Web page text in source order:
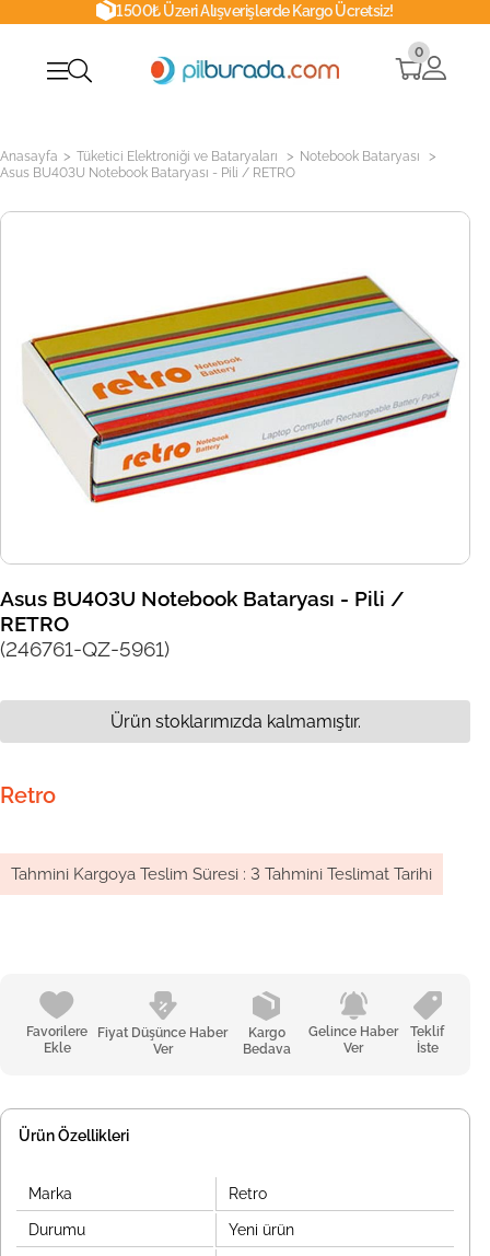
1500₺ Üzeri Alışverişlerde Kargo Ücretsiz!
0
Anasayfa > Tüketici Elektroniği ve Bataryaları > Notebook Bataryası >
Asus BU403U Notebook Bataryası - Pili / RETRO
Asus BU403U Notebook Bataryası - Pili /
RETRO
(246761-QZ-5961)
Retro
Tahmini Kargoya Teslim Süresi : 3 Tahmini Teslimat Tarihi
Favorilere
Ekle
Fiyat Düşünce Haber
Ver
Kargo
Bedava
Gelince Haber
Ver
Teklif
İste
Ürün stoklarımızda kalmamıştır.
Ürün Özellikleri
Marka Retro
Durumu Yeni ürün